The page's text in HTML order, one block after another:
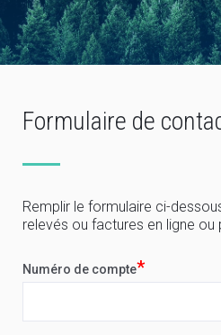
Formulaire de
Remplir le formulaire ci-
relevés ou factures en ligne ou
Numéro de compte*